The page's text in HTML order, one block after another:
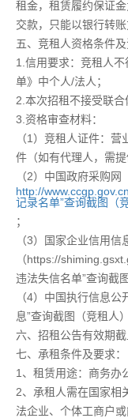
租金，租赁履约保证
交款，只能以银行转账
五、竞租人资格条件及
1.信用要求：竞租人
单》中个人/法人；
2.本次招租不接受联合
3.资格审查材料：
（1）竞租人证件：
件（如有代理人，需
（2）中国政府采购网
http://
记录名单”查询截图（
；
（3）国家企业信用信
（https://
违法失信名单”查询截
（4）中国执行信息
息”查询截图（竞租人）
六、招租公告有效期
七、承租条件及要求：
1、租赁用途：商务办
2、承租人需在国家相
法企业、个体工商户